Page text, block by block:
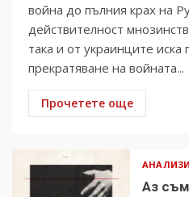
война до пълния крах на
действителност
така и от украинците
прекратяване на войната...
Прочетете още
АНАЛИЗИ
Аз